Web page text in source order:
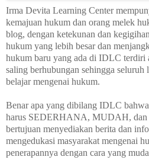
Irma Devita Learning Center
kemajuan hukum dan orang melek
blog, dengan ketekunan dan
hukum yang lebih besar dan
hukum baru yang ada di IDLC terdiri
saling berhubungan sehingga seluruh
belajar mengenai hukum.
Benar apa yang dibilang IDLC
harus SEDERHANA, MUDAH,
bertujuan menyediakan berita dan
mengedukasi masyarakat mengenai
penerapannya dengan cara yang